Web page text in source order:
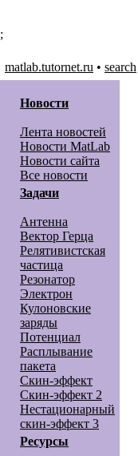
;
matlab.tutornet.ru • search
Новоcти
Лента новостей
Новости MatLab
Новости сайта
Все новости
Задачи
Антенна
Вектор Герца
Релятивистская
частица
Резонатор
Электрон
Кулоновские
заряды
Потенциал
Расплывание
пакета
Скин-эффект
Скин-эффект 2
Нестационарный
скин-эффект 3
Ресурсы